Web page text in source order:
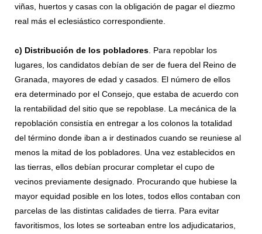
viñas, huertos y casas con la obligación de pagar el diezmo
real más el eclesiástico correspondiente.
c) Distribución de los pobladores . Para repoblar los
lugares, los candidatos debían de ser de fuera del Reino de
Granada, mayores de edad y casados. El número de ellos
era determinado por el Consejo, que estaba de acuerdo con
la rentabilidad del sitio que se repoblase. La mecánica de la
repoblación consistía en entregar a los colonos la totalidad
del término donde iban a ir destinados cuando se reuniese al
menos la mitad de los pobladores. Una vez establecidos en
las tierras, ellos debían procurar completar el cupo de
vecinos previamente designado. Procurando que hubiese la
mayor equidad posible en los lotes, todos ellos contaban con
parcelas de las distintas calidades de tierra. Para evitar
favoritismos, los lotes se sorteaban entre los adjudicatarios,